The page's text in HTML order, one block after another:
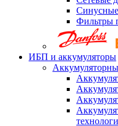
Фильтры
ИБП и аккумуляторы